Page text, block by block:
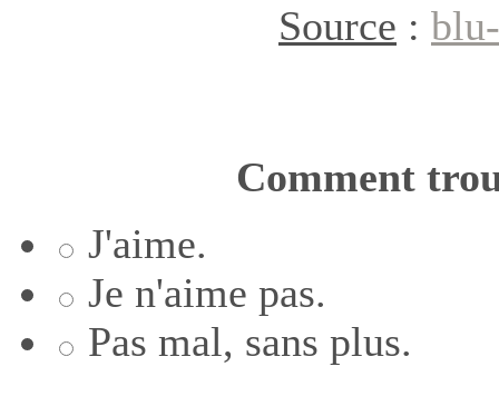
Source :
Comment
J'aime.
Je n'aime pas.
Pas mal, sans plus.